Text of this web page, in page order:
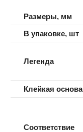
Размеры, мм
В упаковке, шт
Легенда
Клейкая основа
Соответствие